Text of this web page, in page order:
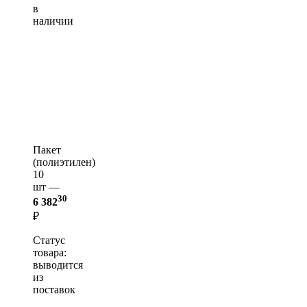
в
наличии
Пакет
(полиэтилен)
10
шт —
6 38230
₽
Статус
товара:
выводится
из
поставок